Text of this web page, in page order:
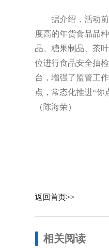
据介绍，活动前
度高的年货食品品
品、糖果制品、茶
位进行食品安全抽
台，增强了监管工
点，常态化推进“你
（陈海荣）
返回首页>>
相关阅读